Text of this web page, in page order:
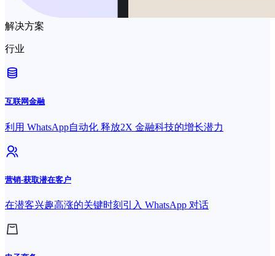
解决方案
行业
互联网金融
利用 WhatsApp自动化 释放2X 金融科技的增长潜力
营销-获取潜在客户
在潜客兴趣高涨的关键时刻引入 WhatsApp 对话